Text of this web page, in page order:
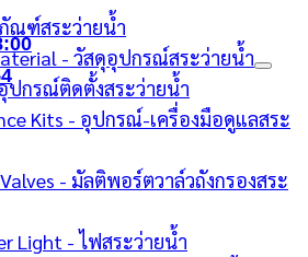
ณฑ์สระว่ายน้ำ
- วัสดุอุปกรณ์สระว่ายน้ำ
ปกรณ์ติดตั้งสระว่ายน้ำ
Kits - อุปกรณ์-เครื่องมือดูแลสระ
- มัลติพอร์ตวาล์วถังกรองสระ
Light - ไฟสระว่ายน้ำ